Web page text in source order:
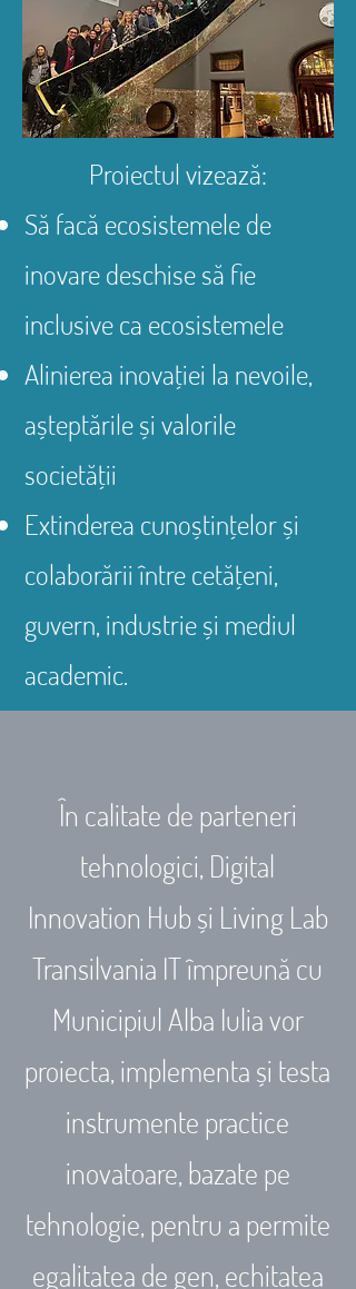
Proiectul vizează:
Să facă ecosistemele de
inovare deschise să fie
inclusive ca ecosistemele
Alinierea inovației la nevoile,
așteptările și valorile
societății
Extinderea cunoștințelor și
colaborării între cetățeni,
guvern, industrie și mediul
academic.
În calitate de parteneri
tehnologici, Digital
Innovation Hub și Living Lab
Transilvania IT împreună cu
Municipiul Alba Iulia vor
proiecta, implementa și testa
instrumente practice
inovatoare, bazate pe
tehnologie, pentru a permite
egalitatea de gen, echitatea